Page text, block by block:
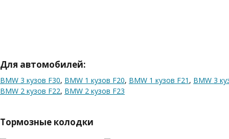
Для автомобилей:
BMW 3 кузов F30, BMW 1 кузов F20, BMW 1 кузов F21 , BMW 3
BMW 2 кузов F22, BMW 2 кузов F23
Тормозные колодки